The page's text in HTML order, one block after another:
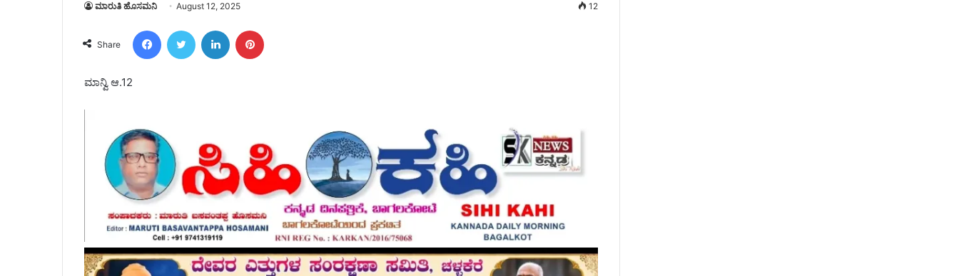
ಮಾರುತಿ ಹೊಸಮನಿ August 12, 2025 12
Share
FacebookTwitter LinkedIn
ಮಾನ್ವಿ ಆ.12